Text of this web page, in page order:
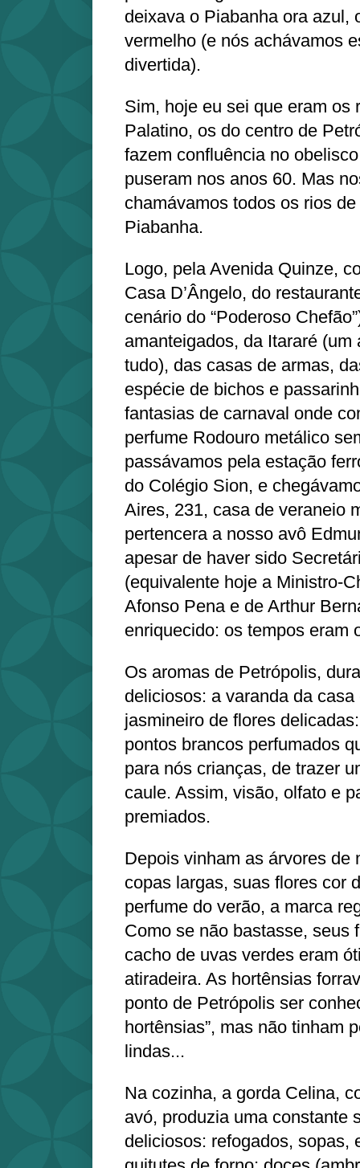
deixava o Piabanha ora azul,
vermelho (e nós achávamos
divertida).
Sim, hoje eu sei que eram os
Palatino, os do centro de
fazem confluência no
puseram nos anos 60. Mas
chamávamos todos os rios
Piabanha.
Logo, pela Avenida Quinze,
Casa D’Ângelo, do
cenário do “Poderoso
amanteigados, da Itararé (um
tudo), das casas de armas,
espécie de bichos e
fantasias de carnaval onde
perfume Rodouro metálico
passávamos pela estação
do Colégio Sion, e
Aires, 231, casa de veraneio
pertencera a nosso avô
apesar de haver sido
(equivalente hoje a Ministro-
Afonso Pena e de Arthur
enriquecido: os tempos eram
Os aromas de Petrópolis,
deliciosos: a varanda da
jasmineiro de flores
pontos brancos perfumados
para nós crianças, de trazer
caule. Assim, visão, olfato e
premiados.
Depois vinham as árvores de
copas largas, suas flores cor
perfume do verão, a marca
Como se não bastasse, seus
cacho de uvas verdes eram
atiradeira. As hortênsias
ponto de Petrópolis ser
hortênsias”, mas não tinham
lindas...
Na cozinha, a gorda Celina,
avó, produzia uma constante
deliciosos: refogados, sopas,